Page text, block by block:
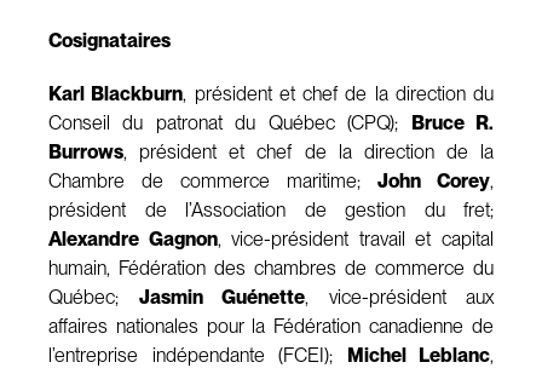
Cosignataires
Karl Blackburn, président et chef de la direction du
Conseil du patronat du Québec (CPQ); Bruce R.
Burrows, président et chef de la direction de la
Chambre de commerce maritime; John Corey,
président de l’Association de gestion du fret;
Alexandre Gagnon, vice-président travail et capital
humain, Fédération des chambres de commerce du
Québec; Jasmin Guénette, vice-président aux
affaires nationales pour la Fédération canadienne de
l’entreprise indépendante (FCEI); Michel Leblanc,